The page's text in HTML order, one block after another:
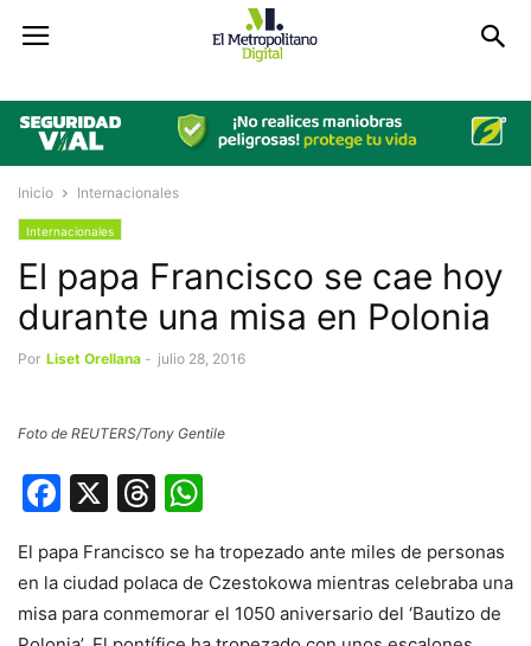
Inicio Internacionales
Internacionales
El papa Francisco se cae hoy
durante una misa en Polonia
Por Liset Orellana - julio 28, 2016
Foto de REUTERS/Tony Gentile
Facebook
X Threads
El papa Francisco se ha tropezado ante miles de personas
en la ciudad polaca de Czestokowa mientras celebraba una
misa para conmemorar el 1050 aniversario del ‘Bautizo de